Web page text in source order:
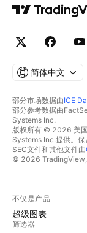
简体中文
部分市场数据由ICE
部分参考数据由
Systems Inc.
版权所有 © 2026 美
Systems Inc.提供。保
SEC文件和其他文件由
© 2026
不仅是产品
超级图表
筛选器